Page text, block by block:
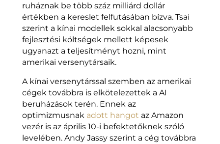
ruháznak be több száz milliárd dollár
értékben a kereslet felfutásában bízva. Tsai
szerint a kínai modellek sokkal alacsonyabb
fejlesztési költségek mellett képesek
ugyanazt a teljesítményt hozni, mint
amerikai versenytársaik.
A kínai versenytárssal szemben az amerikai
cégek továbbra is elkötelezettek a AI
beruházások terén. Ennek az
optimizmusnak adott hangot az Amazon
vezér is az április 10-i befektetőknek szóló
levelében. Andy Jassy szerint a cég továbbra